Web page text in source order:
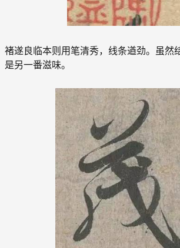
褚遂良临本则用笔清秀，线条遒劲。虽然
是另一番滋味。